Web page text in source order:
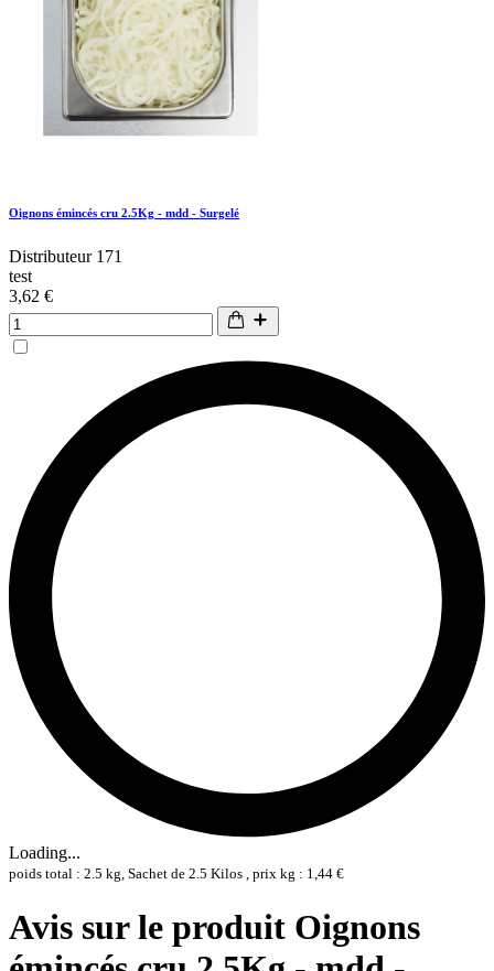
Oignons émincés cru 2.5Kg - mdd - Surgelé
Distributeur 171
test
3,62 €
Loading...
poids total : 2.5 kg, Sachet de 2.5 Kilos , prix kg : 1,44 €
Avis sur le produit Oignons